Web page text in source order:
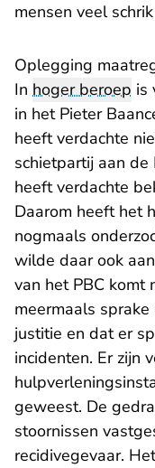
mensen veel
Oplegging
In hoger beroep is
in het Pieter
heeft verdachte
schietpartij aan
heeft verdachte
Daarom heeft het
nogmaals
wilde daar ook
van het PBC komt
meermaals
justitie en dat er
incidenten. Er zijn
geweest. De
stoornissen
recidivegevaar.